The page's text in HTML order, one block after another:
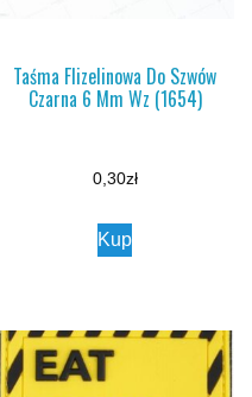
Taśma Flizelinowa Do Szwów
Czarna 6 Mm Wz (1654)
0,30zł
Kup